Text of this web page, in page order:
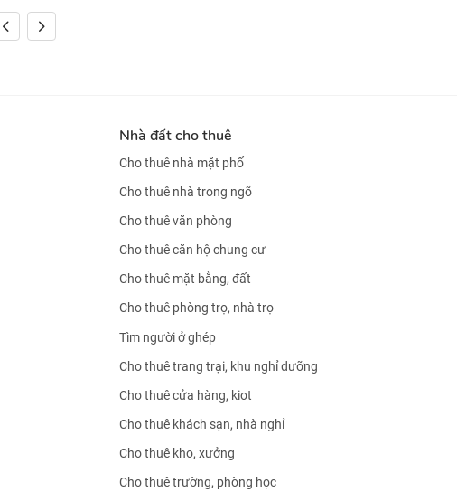
Nhà đất cho thuê
Cho thuê nhà mặt phố
Cho thuê nhà trong ngõ
Cho thuê văn phòng
Cho thuê căn hộ chung cư
Cho thuê mặt bằng, đất
Cho thuê phòng trọ, nhà trọ
Tìm người ở ghép
Cho thuê trang trại, khu nghỉ dưỡng
Cho thuê cửa hàng, kiot
Cho thuê khách sạn, nhà nghỉ
Cho thuê kho, xưởng
Cho thuê trường, phòng học